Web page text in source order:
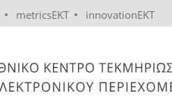
• metricsEKT • innovationEKT